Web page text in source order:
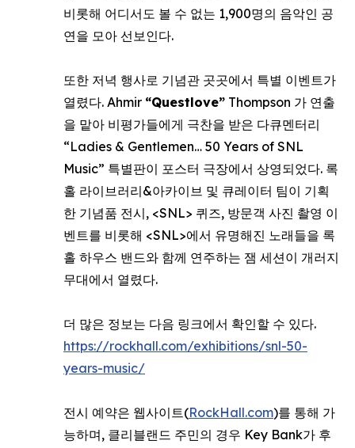
비롯해 어디서도 볼 수 없는 1,900명의 음악인 공
연을 모아 선보인다.
또한 저녁 행사로 기념관 곳곳에서 특별 이벤트가
열렸다. Ahmir “Questlove” Thompson 가 연출
을 맡아 비평가들에게 극찬을 받은 다큐멘터리
“Ladies & Gentlemen… 50 Years of SNL
Music” 특별판이 포스터 극장에서 상영되었다. 록
홀 라이브러리&아카이브 및 큐레이터 팀이 기획
한 기념품 전시, <SNL> 퀴즈, 방문객 사진 촬영 이
벤트를 비롯해 <SNL>에서 유명해진 노래들을 록
홀 하우스 밴드와 함께 연주하는 잼 세션이 개러지
무대에서 열렸다.
더 많은 정보는 다음 링크에서 확인할 수 있다.
https://rockhall.com/exhibitions/snl-50-
years-music/
전시 예약은 웹사이트(RockHall.com)를 통해 가
능하며, 클리블랜드 주민의 경우 Key Bank가 후